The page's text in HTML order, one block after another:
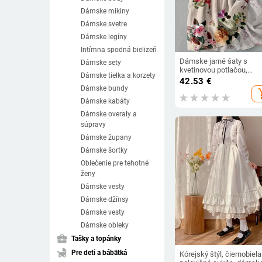
Dámske mikiny
Dámske svetre
Dámske legíny
Intímna spodná bielizeň
Dámske sety
Dámske tielka a korzety
Dámske bundy
Dámske kabáty
Dámske overaly a
súpravy
Dámske župany
Dámske šortky
Oblečenie pre tehotné
ženy
Dámske vesty
Dámske džínsy
Dámske vesty
Dámske obleky
business_center Tašky a topánky
child_friendly Pre deti a bábätká
Dámske jarné šaty s
kvetinovou potlačou,
stredným rukávom,
výstrihom do V,
vysokým pásom,
skladaným midi šaty.
42.53 €
Kórejský štýl, čiernobiela